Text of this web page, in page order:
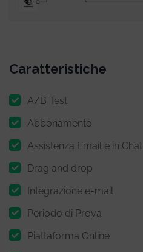
Caratteristiche
A/B Test
Abbonamento
Assistenza Email e in Chat
Drag and drop
Integrazione e-mail
Periodo di Prova
Piattaforma Online